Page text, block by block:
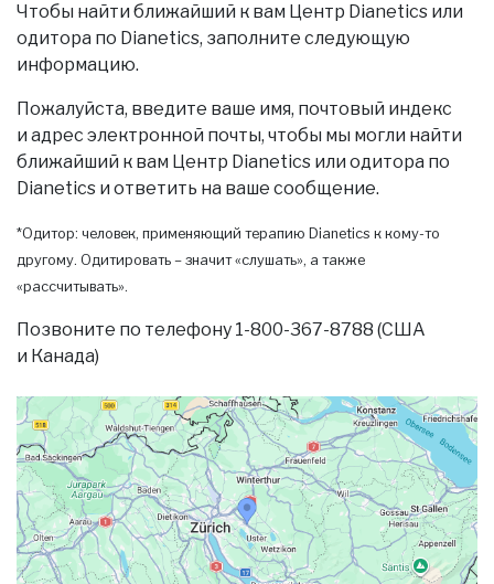
Чтобы найти ближайший к вам Центр Dianetics или
одитора по Dianetics, заполните следующую
информацию.
Пожалуйста, введите ваше имя, почтовый индекс
и адрес электронной почты, чтобы мы могли найти
ближайший к вам Центр Dianetics или одитора по
Dianetics и ответить на ваше сообщение.
*Одитор: человек, применяющий терапию Dianetics к кому-то
другому. Одитировать – значит «слушать», а также
«рассчитывать».
Позвоните по телефону 1-800-367-8788 (США
и Канада)